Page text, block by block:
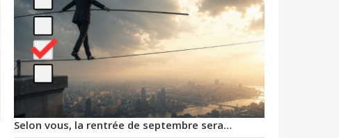
Selon vous, la rentrée de septembre sera…